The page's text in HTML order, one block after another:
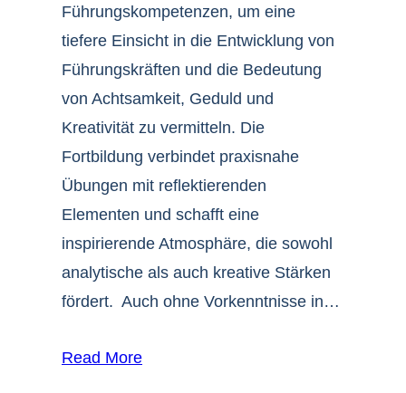
Führungskompetenzen, um eine
tiefere Einsicht in die Entwicklung von
Führungskräften und die Bedeutung
von Achtsamkeit, Geduld und
Kreativität zu vermitteln. Die
Fortbildung verbindet praxisnahe
Übungen mit reflektierenden
Elementen und schafft eine
inspirierende Atmosphäre, die sowohl
analytische als auch kreative Stärken
fördert. Auch ohne Vorkenntnisse in…
Read More